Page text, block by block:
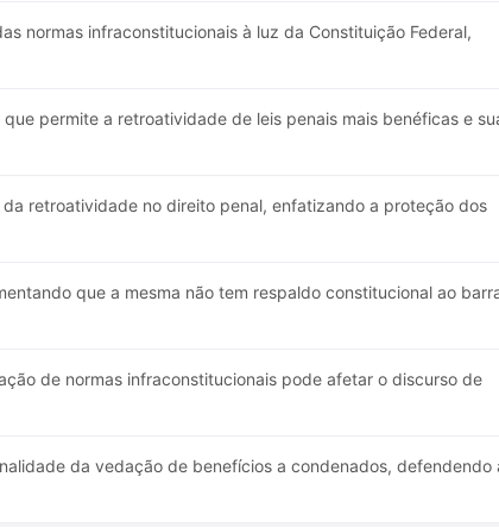
normas infraconstitucionais à luz da Constituição Federal,
permite a retroatividade de leis penais mais benéficas e
retroatividade no direito penal, enfatizando a proteção dos
que a mesma não tem respaldo constitucional ao
de normas infraconstitucionais pode afetar o discurso de
da vedação de benefícios a condenados, defendendo